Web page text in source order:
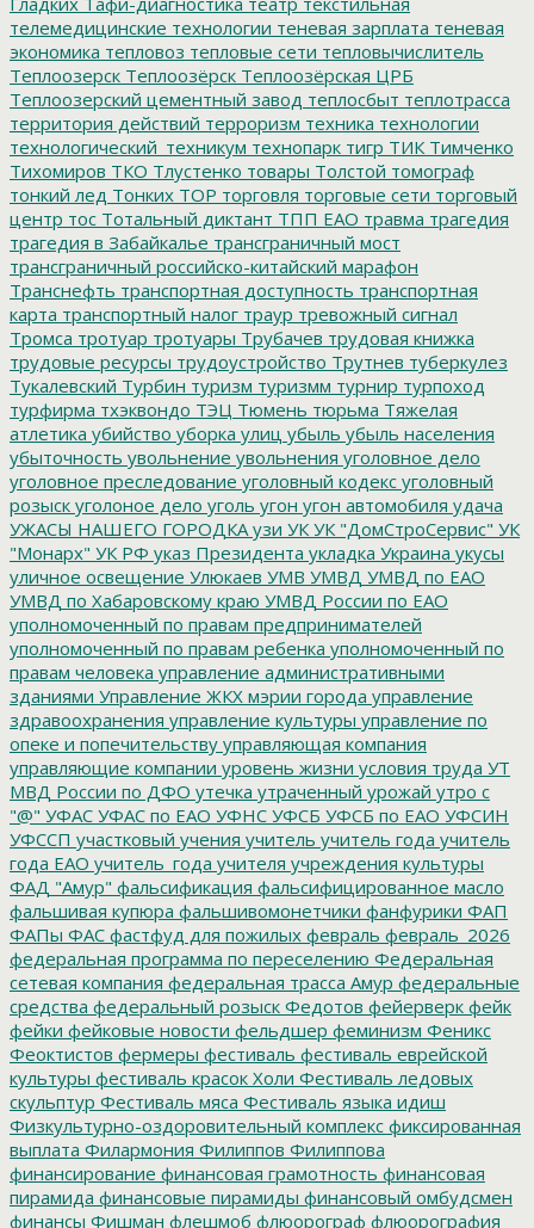
телемедицинские технологии теневая зарплата теневая
экономика тепловоз тепловые сети тепловычислитель
Теплоозерск Теплоозёрск Теплоозёрская ЦРБ
Теплоозерский цементный завод теплосбыт теплотрасса
территория действий терроризм техника технологии
технологический_техникум технопарк тигр ТИК Тимченко
Тихомиров ТКО Тлустенко товары Толстой томограф
тонкий лед Тонких ТОР торговля торговые сети торговый
центр тос Тотальный диктант ТПП ЕАО травма трагедия
трагедия в Забайкалье трансграничный мост
трансграничный российско-китайский марафон
Транснефть транспортная доступность транспортная
карта транспортный налог траур тревожный сигнал
Тромса тротуар тротуары Трубачев трудовая книжка
трудовые ресурсы трудоустройство Трутнев туберкулез
Тукалевский Турбин туризм туризмм турнир турпоход
турфирма тхэквондо ТЭЦ Тюмень тюрьма Тяжелая
атлетика убийство уборка улиц убыль убыль населения
убыточность увольнение увольнения уголовное дело
уголовное преследование уголовный кодекс уголовный
розыск уголоное дело уголь угон угон автомобиля удача
УЖАСЫ НАШЕГО ГОРОДКА узи УК УК "ДомСтроСервис" УК
"Монарх" УК РФ указ Президента укладка Украина укусы
уличное освещение Улюкаев УМВ УМВД УМВД по ЕАО
УМВД по Хабаровскому краю УМВД России по ЕАО
уполномоченный по правам предпринимателей
уполномоченный по правам ребенка уполномоченный по
правам человека управление административными
зданиями Управление ЖКХ мэрии города управление
здравоохранения управление культуры управление по
опеке и попечительству управляющая компания
управляющие компании уровень жизни условия труда УТ
МВД России по ДФО утечка утраченный урожай утро с
"@" УФАС УФАС по ЕАО УФНС УФСБ УФСБ по ЕАО УФСИН
УФССП участковый учения учитель учитель года учитель
года ЕАО учитель_года учителя учреждения культуры
ФАД "Амур" фальсификация фальсифицированное масло
фальшивая купюра фальшивомонетчики фанфурики ФАП
ФАПы ФАС фастфуд для пожилых февраль февраль_2026
федеральная программа по переселению Федеральная
сетевая компания федеральная трасса Амур федеральные
средства федеральный розыск Федотов фейерверк фейк
фейки фейковые новости фельдшер феминизм Феникс
Феоктистов фермеры фестиваль фестиваль еврейской
культуры фестиваль красок Холи Фестиваль ледовых
скульптур Фестиваль мяса Фестиваль языка идиш
Физкультурно-оздоровительный комплекс фиксированная
выплата Филармония Филиппов Филиппова
финансирование финансовая грамотность финансовая
пирамида финансовые пирамиды финансовый омбудсмен
финансы Фишман флешмоб флюорограф флюорография